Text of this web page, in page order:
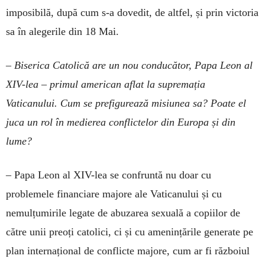
imposibilă, după cum s-a dovedit, de altfel, și prin victoria
sa în alegerile din 18 Mai.
– Biserica Catolică are un nou conducător, Papa Leon al
XIV-lea – primul american aflat la supremația
Vaticanului. Cum se prefigurează misiunea sa? Poate el
juca un rol în medierea conflictelor din Europa și din
lume?
– Papa Leon al XIV-lea se confruntă nu doar cu
problemele financiare majore ale Vaticanului și cu
nemulțumirile legate de abuzarea sexuală a copiilor de
către unii preoți catolici, ci și cu amenințările generate pe
plan internațional de conflicte majore, cum ar fi războiul